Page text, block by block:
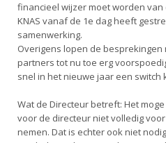
financieel wijzer moet worden
KNAS vanaf de 1e dag heeft
samenwerking.
Overigens lopen de besprekingen
partners tot nu toe erg
snel in het nieuwe jaar een switch
Wat de Directeur betreft: Het
voor de directeur niet volledig
nemen. Dat is echter ook niet